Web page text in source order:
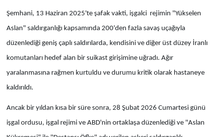
Şemhani, 13 Haziran 2025'te şafak vakti, işgalci rejimin "Yükselen
Aslan" saldırganlığı kapsamında 200'den fazla savaş uçağıyla
düzenlediği geniş çaplı saldırılarda, kendisini ve diğer üst düzey İranlı
komutanları hedef alan bir suikast girişimine uğradı. Ağır
yaralanmasına rağmen kurtuldu ve durumu kritik olarak hastaneye
kaldırıldı.
Ancak bir yıldan kısa bir süre sonra, 28 Şubat 2026 Cumartesi günü
işgal ordusu, işgal rejimi ve ABD'nin ortaklaşa düzenlediği ve "Aslan